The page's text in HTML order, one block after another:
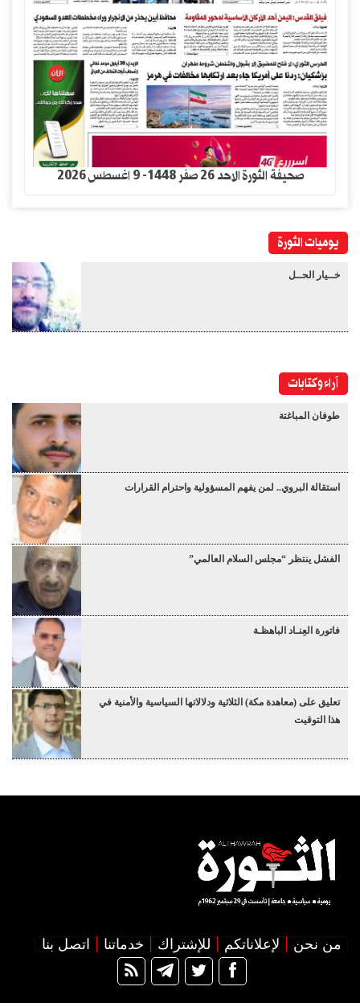
صحيفة الثورة الاحد 26 صفر 1448- 9 اغسطس 2026
يوميات الثورة
خــيار الحــل
آراء وكتابات
طوفان المباغتة
استقالة البروي.. لمن يفهم المسؤولية واحترام القرارات
الفشل ينتظر “مجلس السلام العالمي”
فاتورة العِنـاد الباهظـة
تعليق على (معاهدة مكة) الثلاثية ودلالاتها السياسية والأمنية في
هذا التوقيت
من نحن لإعلاناتكم للإشتراك خدماتنا اتصل بنا